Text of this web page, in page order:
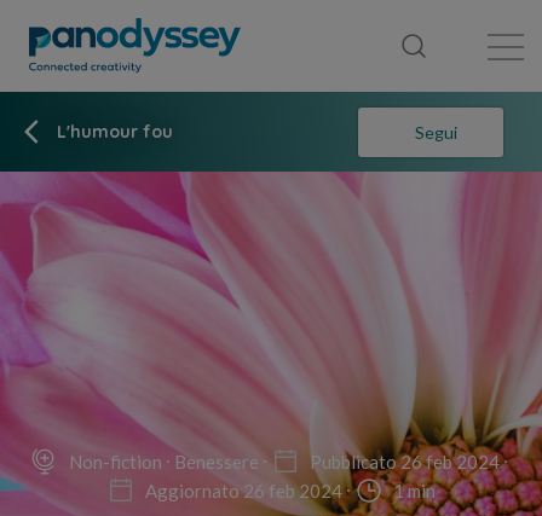
L'humour fou Segui
Non-fiction Benessere
Pubblicato 26 feb 2024
Aggiornato 26 feb 2024
1 min